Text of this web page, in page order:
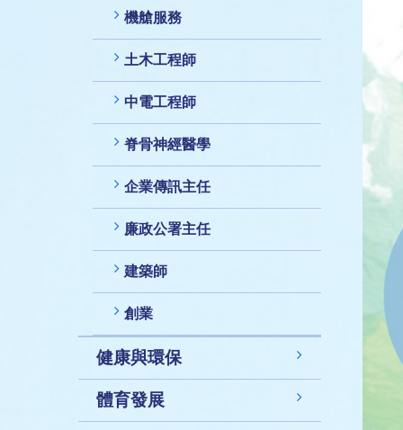
機艙服務
土木工程師
中電工程師
脊骨神經醫學
企業傳訊主任
廉政公署主任
建築師
創業
健康與環保
體育發展